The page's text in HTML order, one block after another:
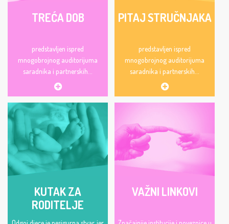
TREĆA DOB
predstavljen ispred
mnogobrojnog auditorijuma
saradnika i partnerskih...
PITAJ STRUČNJAKA
predstavljen ispred
mnogobrojnog auditorijuma
saradnika i partnerskih...
KUTAK ZA
RODITELJE
VAŽNI LINKOVI